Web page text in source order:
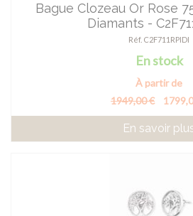
Bague Clozeau Or Rose
Diamants -
Réf. C2F711RPIDI
En stock
À partir de
1949,00 €
En savoir